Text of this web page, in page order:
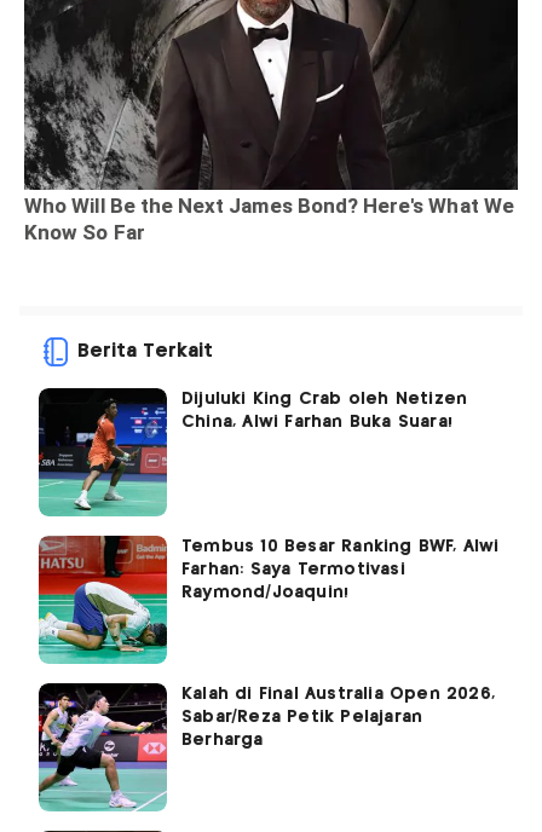
Berita Terkait
Dijuluki King Crab oleh Netizen
China, Alwi Farhan Buka Suara!
Tembus 10 Besar Ranking BWF, Alwi
Farhan: Saya Termotivasi
Raymond/Joaquin!
Kalah di Final Australia Open 2026,
Sabar/Reza Petik Pelajaran
Berharga